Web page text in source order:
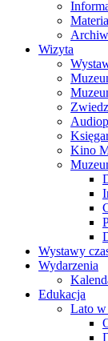
Wizyta
Kino
Wystawy
Wydarzenia
Edukacja
Lato